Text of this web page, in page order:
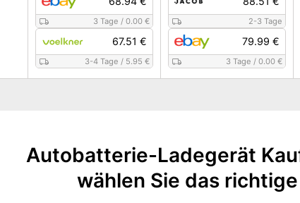
3 Tage /0.00 €
67.51 €
3-4 Tage / 5.95 €
2-3 Tage
79.99 €
3 Tage / 0.00 €
Autobatterie-Ladegerät
wählen Sie das